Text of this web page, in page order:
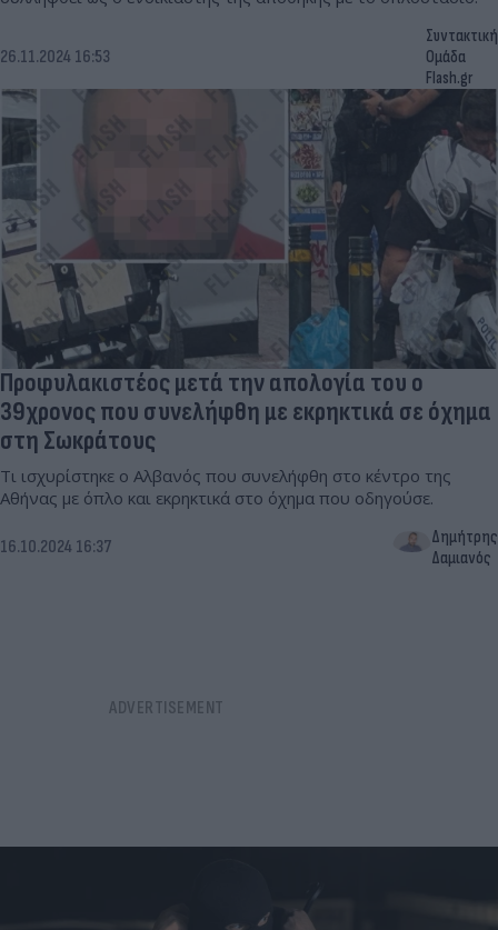
26.11.2024 16:53
Συντακτική
Ομάδα
Flash.gr
Προφυλακιστέος μετά την απολογία του ο
39χρονος που συνελήφθη με εκρηκτικά σε όχημα
στη Σωκράτους
Τι ισχυρίστηκε ο Αλβανός που συνελήφθη στο κέντρο της
Αθήνας με όπλο και εκρηκτικά στο όχημα που οδηγούσε.
16.10.2024 16:37
Δημήτρης
Δαμιανός